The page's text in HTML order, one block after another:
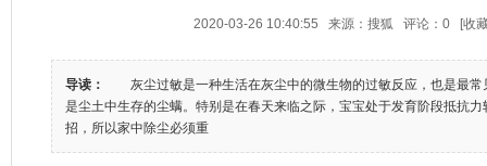
2020-03-26 10:40:55 来源：搜狐 评论： 0 [收
导读：
灰尘过敏是一种生活在灰尘中的微生物的过敏反应，也是最常
是尘土中生存的尘螨。特别是在春天来临之际，宝宝处于发育阶段抵抗
招，所以家中除尘必须重